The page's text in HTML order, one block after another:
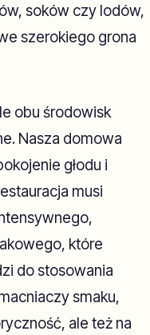
soków czy lodów,
szerokiego grona
obu środowisk
Nasza domowa
głodu i
musi
które
do stosowania
smaku,
ale też na